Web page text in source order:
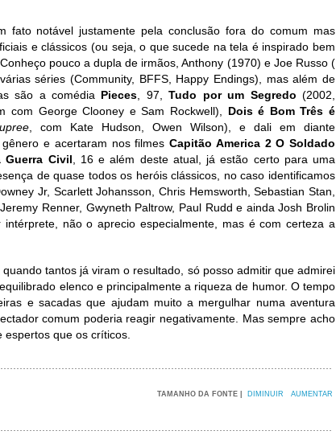
notável justamente pela conclusão fora do comum mas
e clássicos (ou seja, o que sucede na tela é inspirado bem
pouco a dupla de irmãos, Anthony (1970) e Joe Russo (
séries (Community, BFFS, Happy Endings), mas além de
são a comédia Pieces, 97,Tudo por um Segredo (2002,
com George Clooney e Sam Rockwell), Dois é Bom Três é
, com Kate Hudson, Owen Wilson), e dali em diante
e acertaram nos filmes Capitão America 2 O Soldado
Guerra Civil, 16 e além deste atual, já estão certo para uma
de quase todos os heróis clássicos, no caso identificamos
Jr, Scarlett Johansson, Chris Hemsworth, Sebastian Stan,
Renner, Gwyneth Paltrow, Paul Rudd e ainda Josh Brolin
não o aprecio especialmente, mas é com certeza a
tantos já viram o resultado, só posso admitir que admirei
elenco e principalmente a riqueza de humor. O tempo
e sacadas que ajudam muito a mergulhar numa aventura
comum poderia reagir negativamente. Mas sempre acho
que os críticos.
TAMANHO DA FONTE | DIMINUIR AUMENTAR